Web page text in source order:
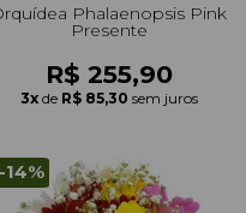
Phalaenopsis Pink
Presente
R$ 255,90
3x de R$ 85,30 sem juros
-14%